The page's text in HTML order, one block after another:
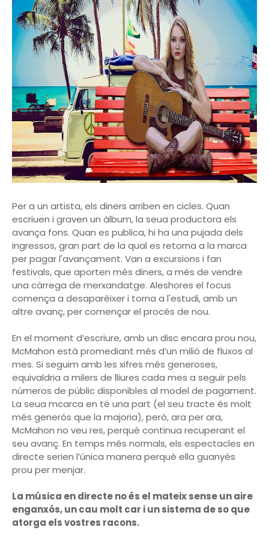
Per a un artista, els diners arriben en cicles. Quan
escriuen i graven un àlbum, la seua productora els
avança fons. Quan es publica, hi ha una pujada dels
ingressos, gran part de la qual es retorna a la marca
per pagar l'avançament. Van a excursions i fan
festivals, que aporten més diners, a més de vendre
una càrrega de merxandatge. Aleshores el focus
comença a desaparèixer i torna a l'estudi, amb un
altre avanç, per començar el procés de nou.
En el moment d’escriure, amb un disc encara prou nou,
McMahon està promediant més d’un milió de fluxos al
mes. Si seguim amb les xifres més generoses,
equivaldria a milers de lliures cada mes a seguir pels
números de públic disponibles al model de pagament.
La seua mcarca en té una part (el seu tracte és molt
més generós que la majoria), però, ara per ara,
McMahon no veu res, perquè continua recuperant el
seu avanç. En temps més normals, els espectacles en
directe serien l’única manera perquè ella guanyés
prou per menjar.
La música en directe no és el mateix sense un aire
enganxós, un cau molt car i un sistema de so que
atorga els vostres racons.